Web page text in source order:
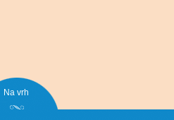
Na vrh